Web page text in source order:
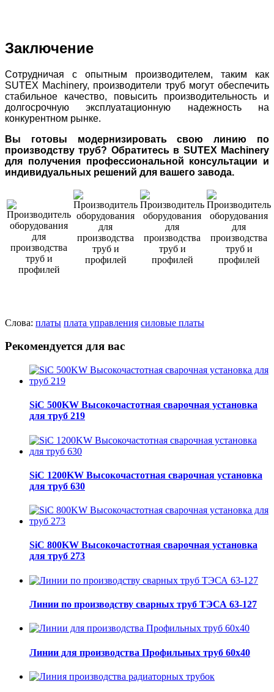
Заключение
Сотрудничая с опытным производителем, таким как
SUTEX Machinery, производители труб могут обеспечить
стабильное качество, повысить производительность и
долгосрочную эксплуатационную надежность на
конкурентном рынке.
Вы готовы модернизировать свою линию по
производству труб? Обратитесь в SUTEX Machinery
для получения профессиональной консультации и
индивидуальных решений для вашего завода.
Слова: платы плата управления силовые платы
Рекомендуется для вас
SiC 500KW Высокочастотная сварочная установка
для труб 219
SiC 1200KW Высокочастотная сварочная установка
для труб 630
SiC 800KW Высокочастотная сварочная установка
для труб 273
Линии по производству сварных труб ТЭСА 63-127
Линии для производства Профильных труб 60х40